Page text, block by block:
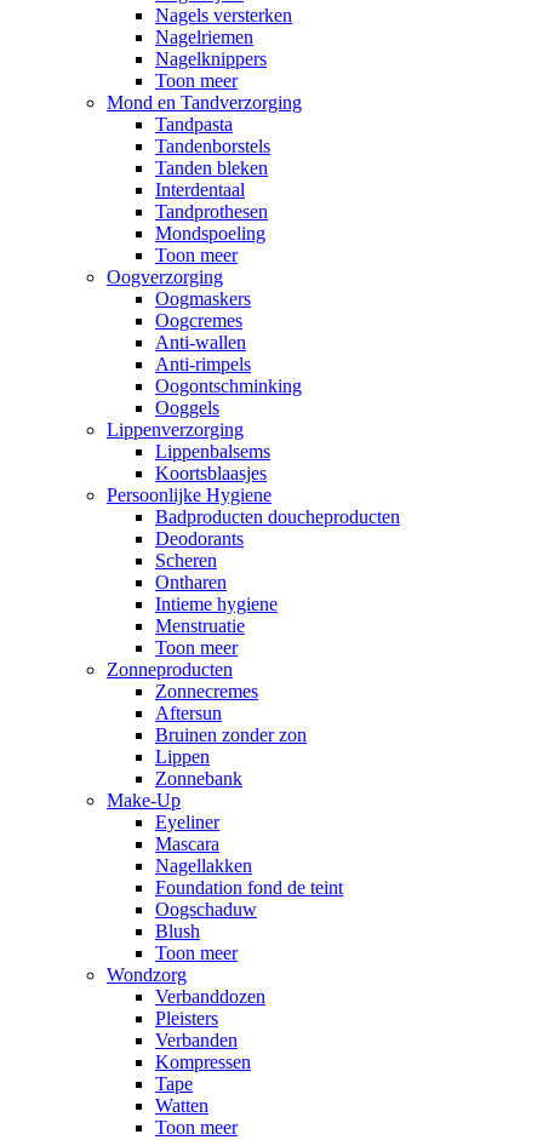
Nagels versterken
Nagelriemen
Nagelknippers
Toon meer
Mond en Tandverzorging
Tandpasta
Tandenborstels
Tanden bleken
Interdentaal
Tandprothesen
Mondspoeling
Toon meer
Oogverzorging
Oogmaskers
Oogcremes
Anti-wallen
Anti-rimpels
Oogontschminking
Ooggels
Lippenverzorging
Lippenbalsems
Koortsblaasjes
Persoonlijke Hygiene
Badproducten doucheproducten
Deodorants
Scheren
Ontharen
Intieme hygiene
Menstruatie
Toon meer
Zonneproducten
Zonnecremes
Aftersun
Bruinen zonder zon
Lippen
Zonnebank
Make-Up
Eyeliner
Mascara
Nagellakken
Foundation fond de teint
Oogschaduw
Blush
Toon meer
Wondzorg
Verbanddozen
Pleisters
Verbanden
Kompressen
Tape
Watten
Toon meer